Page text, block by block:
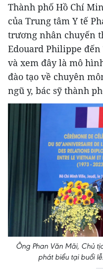
Thành phố Hồ Chí
của Trung tâm Y tế
trương nhân chuyến
Edouard Philippe đến
và xem đây là mô
đào tạo về chuyên
ngũ y, bác sỹ thành
Ông Phan Văn Mãi, Chủ
phát biểu tại buổi